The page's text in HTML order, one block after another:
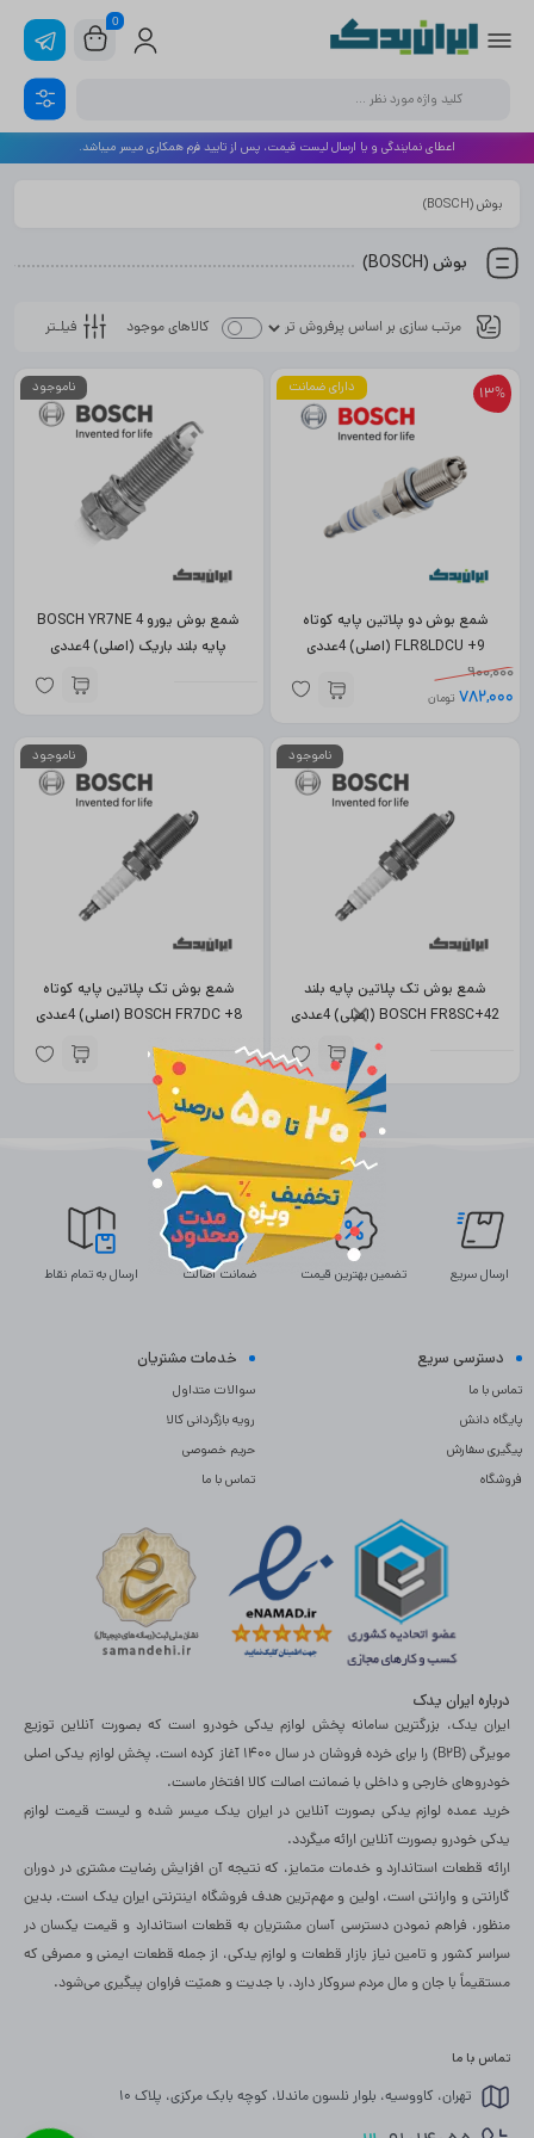
×
0
اعطای نمایندگی و یا ارسال لیست قیمت، پس از تایید فرم همکاری میسر میباشد.
بوش (BOSCH)
بوش (BOSCH)
فیلـتر کالاهای موجود
دارای ضمانت 13%
شمع بوش دو پلاتین پایه کوتاه
FLR8LDCU +9 (اصلی) 4عددی
900,000
782,000 تومان
ناموجود
شمع بوش یورو 4 BOSCH YR7NE
پایه بلند باریک (اصلی) 4عددی
ناموجود
شمع بوش تک پلاتین پایه بلند
BOSCH FR8SC+42 (اصلی) 4عددی
ناموجود
شمع بوش تک پلاتین پایه کوتاه
BOSCH FR7DC +8 (اصلی) 4عددی
ارسال سریع تضمین بهترین قیمت ضمانت اصالت ارسال به تمام نقاط
دسترسی سریع
تماس با ما
پایگاه دانش
پیگیری سفارش
فروشگاه
خدمات مشتریان
سوالات متداول
رویه بازگردانی کالا
حریم خصوصی
تماس با ما
درباره ایران یدک
ایران یدک، بزرگترین سامانه پخش لوازم یدکی خودرو است که بصورت آنلاین توزیع
مویرگی (B2B) را برای خرده فروشان در سال 1400 آغاز کرده است. پخش لوازم یدکی اصلی
خودروهای خارجی و داخلی با ضمانت اصالت کالا افتخار ماست.
خرید عمده لوازم یدکی بصورت آنلاین در ایران یدک میسر شده و لیست قیمت لوازم
یدکی خودرو بصورت آنلاین ارائه میگردد.
ارائه قطعات استاندارد و خدمات متمایز، که نتیجه آن افزایش رضایت مشتری در دوران
گارانتی و وارانتی است، اولین و مهم‌ترین هدف فروشگاه اینترنتی ایران یدک است. بدین
منظور، فراهم نمودن دسترسی آسان مشتریان به قطعات استاندارد و قیمت یکسان در
سراسر کشور و تامین نیاز بازار قطعات و لوازم یدکی، از جمله قطعات ایمنی و مصرفی که
مستقیماً با جان و مال مردم سروکار دارد، با جدیت و همیّت فراوان پی­گیری می‌­شود. ​
تماس با ما
تهران، کاووسیه، بلوار نلسون ماندلا، کوچه بابک مرکزی، پلاک 10